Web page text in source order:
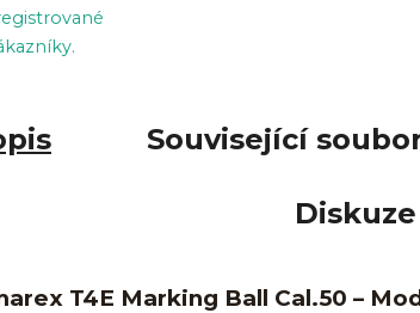
Související
Diskuze
T4E Marking Ball Cal.50 –